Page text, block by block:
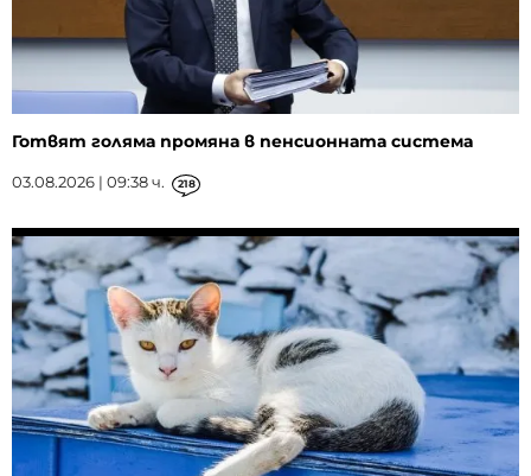
Готвят голяма промяна в пенсионната система
03.08.2026 | 09:38 ч. 218